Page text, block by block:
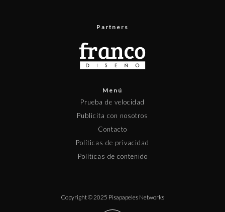
Partners
Menú
Prueba de velocidad
Publicita con nosotros
Contacto
Políticas de privacidad
Políticas de contenido
Copyright © 2025 Pisapapeles Networks